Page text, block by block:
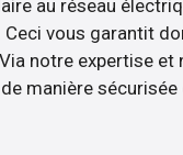
au réseau
vous garantit
notre expertise
manière